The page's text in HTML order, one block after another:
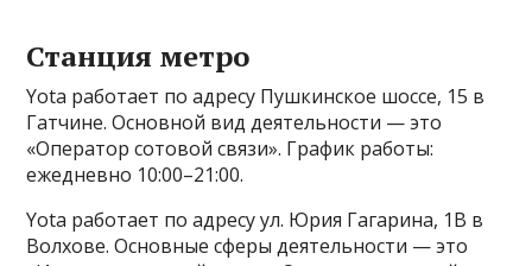
Станция метро
Yota работает по адресу Пушкинское шоссе, 15 в
Гатчине. Основной вид деятельности — это
«Оператор сотовой связи». График работы:
ежедневно 10:00–21:00.
Yota работает по адресу ул. Юрия Гагарина, 1В в
Волхове. Основные сферы деятельности — это